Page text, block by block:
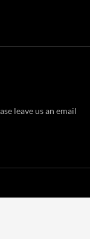
leave us an email